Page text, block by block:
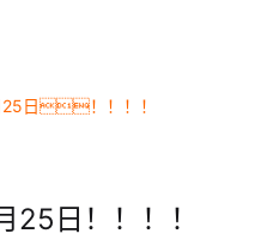
25日！！！！
25日！！！！